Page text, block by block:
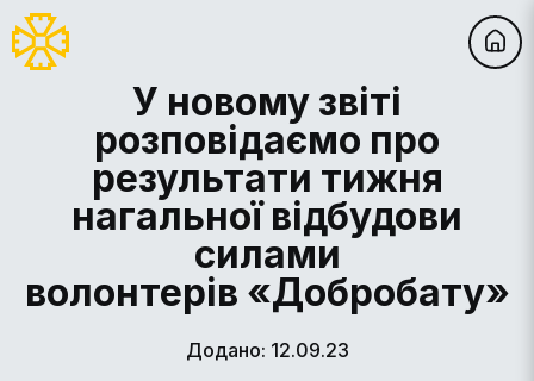
У новому звіті
розповідаємо про
результати тижня
нагальної відбудови
силами
волонтерів «Добробату»
Додано: 12.09.23